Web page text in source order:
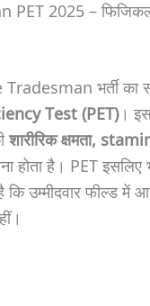
PET 2025 –
भर्ती का
Test (PET)।
शारीरिक क्षमता,
होता है। PET इसलिए
कि उम्मीदवार फील्ड में